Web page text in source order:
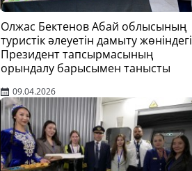
Олжас Бектенов Абай облысының
туристік әлеуетін дамыту жөніндегі
Президент тапсырмасының
орындалу барысымен танысты
09.04.2026